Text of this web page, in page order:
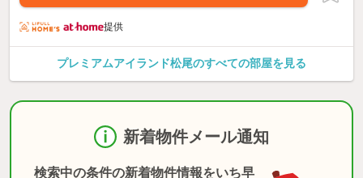
提供
プレミアムアイランド松尾のすべての部屋を見る
新着物件メール通知
検索中の条件の新着物件情報をいち早